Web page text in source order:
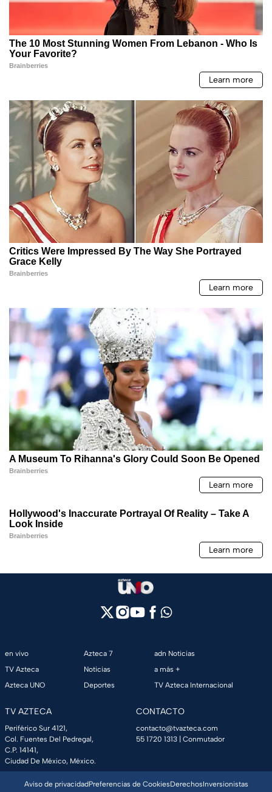
en vivo
TV Azteca
Azteca UNO
Azteca 7
Noticias
Deportes
adn Noticias
a más +
TV Azteca Internacional
TV AZTECA
Periférico Sur 4121,
Col. Fuentes Del Pedregal,
C.P. 14141,
Ciudad De México, México.
CONTACTO
contacto@tvazteca.com
55 1720 1313 | Conmutador
Aviso de privacidadPreferencias de CookiesDerechosInversionistas